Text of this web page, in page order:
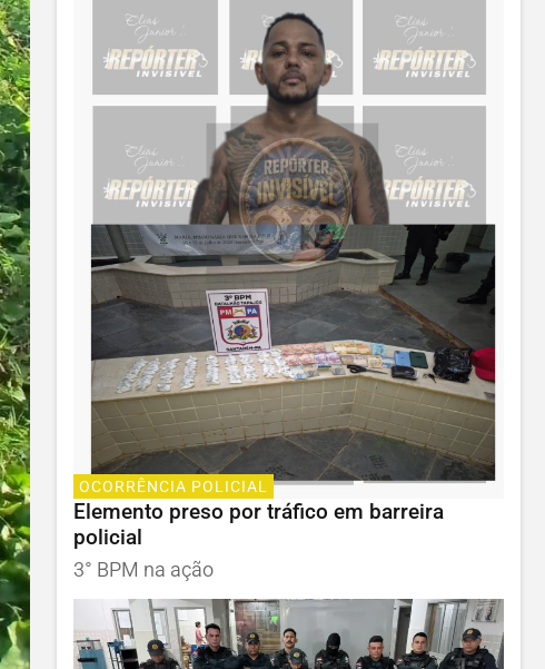
OCORRÊNCIA POLICIAL
Elemento preso por tráfico em barreira
policial
3° BPM na ação